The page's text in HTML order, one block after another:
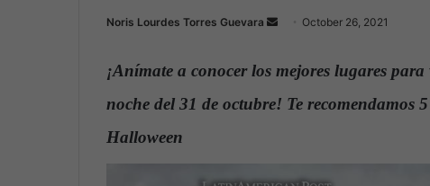
Noris Lourdes Torres Guevara
n
a
October 26, 2021
¡Anímate a conocer los mejores lugares
noche del 31 de octubre! Te recomendamos
Halloween